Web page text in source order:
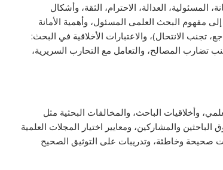
المسئولية، العدالة، الاحترام، الثقة، وأشكال
مفهوم البحث العلمى المسئول، وأهمية الأمانة
تجنب الانتحال)، والاعتبارات الأخلاقية في البحث:
تضارب المصالح، والتعامل مع التحارب السريرية،
وأخلاقيات الباحث، والمخالفات البحثية مثل
والمشاركين، ومعايير اختيار المجلات العلمية
وخاطئة، وتدريبات على التوثيق الصحيح